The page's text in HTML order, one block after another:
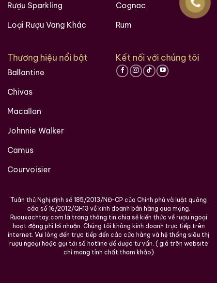
Gỗ sồi tinh tế
Hậu vị không kéo dài quá lâu, đúng với triết lý thưởng
thức chậm rãi, không áp lực.
6. Giá trị sưu tầm nhìn từ nhiều góc độ
1. Giá trị thiết kế
rượu hiếm, mà vì
nguyên vẹn, ít trầy xước, đặc biệt có hộp đầy đủ,
Sự kết hợp giữa whisky Nhật và poster châu Âu phản
ánh tư duy toàn cầu hóa rất sớm của Suntory.
3. Giá trị thời gian
Các phiên bản Granville Collection hiện nay đều đã
ngừng sản xuất từ lâu. Mỗi năm trôi qua, số lượng chai
Rượu Sparkling
Loại Rượu Vang Khác
Cognac
Rum
Thương hiệu nổi bật
Ballantine
Chivas
Macallan
Johnnie Walker
Camus
Courvoisier
Kết nối với chúng tôi
Tuân thủ Nghị định số 185/2013/NĐ-CP của Chính phủ và luật quảng
cáo số 16/2012/QH13 về kinh doanh bán hàng qua mạng.
Ruouxachtay.com là trang thông tin chia sẻ kiến thức về rượu ngoại
hoạt động phi lơi nhuận. Chúng tôi không kinh doanh trực tiếp trên
internet. Vui lòng đến trực tiếp đến các cửa hàng và hệ thống siêu thị
rượu ngoại hoặc gọi tới số hotline để được tư vấn. ( giá trên website
chỉ mang tính chất tham khảo)